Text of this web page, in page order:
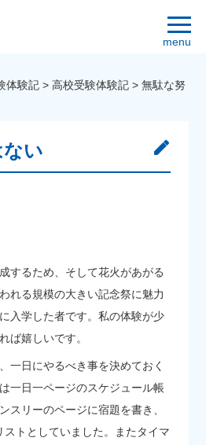
menu
体験記 >高校受験体験記 >無駄な努
い
するため、そして花火があがる
れる規模の大きい記念祭に魅力
入学した者です。私の体験が少
ば嬉しいです。
一日にやるべき事を決めておく
一日一ページのスケジュール帳
スリーのページに宿題を書き、
ストとしていました。またタイマ